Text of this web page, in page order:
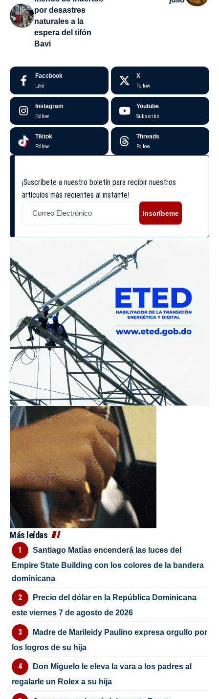
por desastres
naturales a la
espera del tifón
Bavi
Facebook
Like
X
Follow
Instagram
Follow
Youtube
Subscribe
Tiktok
Follow
Threads
Follow
¡Suscríbete a nuestro boletín para recibir nuestros
artículos más recientes al instante!
Inscríbeme
Más leídas
Santiago Matías encenderá las luces del
Empire State Building con los colores de la bandera
dominicana
Precio del dólar en la República Dominicana
este viernes 7 de agosto de 2026
Madre de Marileidy Paulino expresa orgullo por
los logros de su hija
Don Miguelo le eleva la vara a los padres al
regalarle un Rolex a su hija